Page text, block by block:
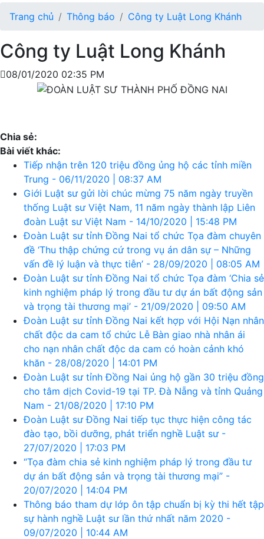
Trang chủ
Thông báo Công ty Luật Long Khánh
Công ty Luật Long Khánh
08/01/2020 02:35 PM
Chia sẻ:
Bài viết khác:
Tiếp nhận trên 120 triệu đồng ủng hộ các tỉnh miền
Trung - 06/11/2020 | 08:37 AM
Giới Luật sư gửi lời chúc mừng 75 năm ngày truyền
thống Luật sư Việt Nam, 11 năm ngày thành lập Liên
đoàn Luật sư Việt Nam - 14/10/2020 | 15:48 PM
Đoàn Luật sư tỉnh Đồng Nai tổ chức Tọa đàm chuyên
đề ‘Thu thập chứng cứ trong vụ án dân sự – Những
vấn đề lý luận và thực tiễn’ - 28/09/2020 | 08:05 AM
Đoàn Luật sư tỉnh Đồng Nai tổ chức Tọa đàm ‘Chia sẻ
kinh nghiệm pháp lý trong đầu tư dự án bất động sản
và trọng tài thương mại’ - 21/09/2020 | 09:50 AM
Đoàn Luật sư tỉnh Đồng Nai kết hợp với Hội Nạn nhân
chất độc da cam tổ chức Lễ Bàn giao nhà nhân ái
cho nạn nhân chất độc da cam có hoàn cảnh khó
khăn - 28/08/2020 | 14:01 PM
Đoàn Luật sư tỉnh Đồng Nai ủng hộ gần 30 triệu đồng
cho tâm dịch Covid-19 tại TP. Đà Nẵng và tỉnh Quảng
Nam - 21/08/2020 | 17:10 PM
Đoàn Luật sư Đồng Nai tiếp tục thực hiện công tác
đào tạo, bồi dưỡng, phát triển nghề Luật sư -
27/07/2020 | 17:03 PM
“Tọa đàm chia sẻ kinh nghiệm pháp lý trong đầu tư
dự án bất động sản và trọng tài thương mại” -
20/07/2020 | 14:04 PM
Thông báo tham dự lớp ôn tập chuẩn bị kỳ thi hết tập
sự hành nghề Luật sư lần thứ nhất năm 2020 -
09/07/2020 | 10:44 AM